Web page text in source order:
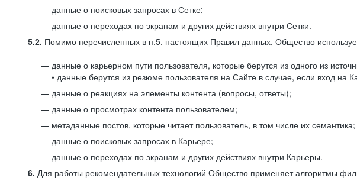
данные о поисковых запросах в Сетке;
данные о переходах по экранам и других действиях внутри Сетки.
5.2. Помимо перечисленных в п.5. настоящих Правил данных, Общество
данные о карьерном пути пользователя, которые берутся из одного из
• данные берутся из резюме пользователя на Сайте в случае, если вход на
данные о реакциях на элементы контента (вопросы, ответы);
данные о просмотрах контента пользователем;
метаданные постов, которые читает пользователь, в том числе их семантика;
данные о поисковых запросах в Карьере;
данные о переходах по экранам и других действиях внутри Карьеры.
6. Для работы рекомендательных технологий Общество применяет алгоритмы